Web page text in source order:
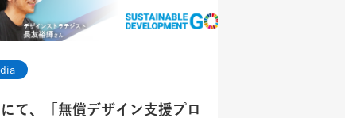
て、「無償デザイン支援プロ